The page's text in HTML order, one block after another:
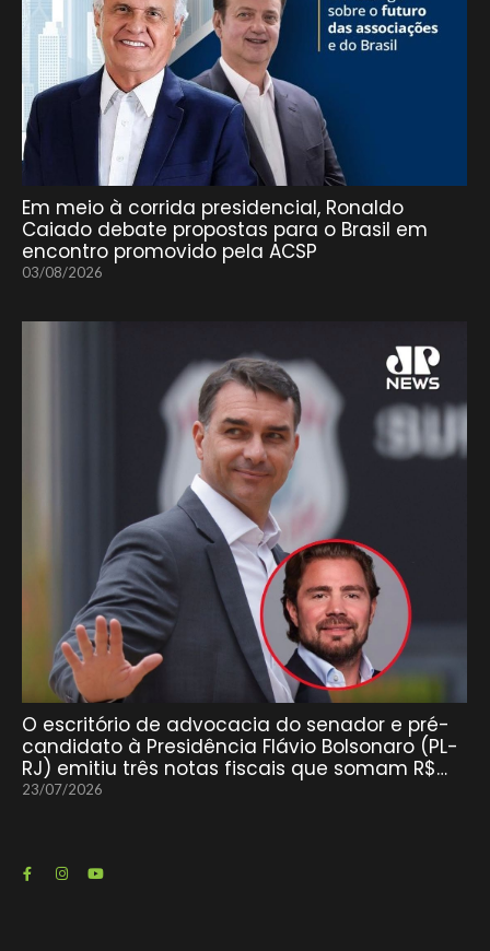
Em meio à corrida presidencial, Ronaldo
Caiado debate propostas para o Brasil em
encontro promovido pela ACSP
03/08/2026
O escritório de advocacia do senador e pré-
candidato à Presidência Flávio Bolsonaro (PL-
RJ) emitiu três notas fiscais que somam R$…
23/07/2026